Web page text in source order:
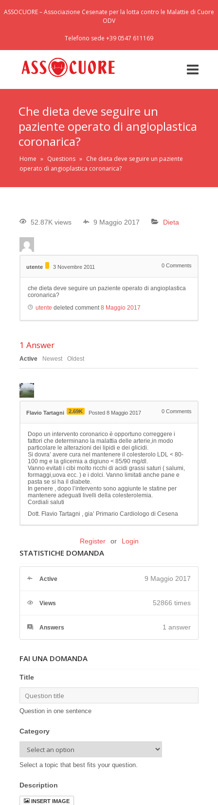
ASSOCUORE – Associazione Cesenate per la lotta contro le Malattie di Cuore
ODV
Telefono sede +39 0547 611169
Che dieta deve seguire un
paziente operato di angioplastica
coronarica?
Home » Questions » Che dieta deve seguire un paziente
operato di angioplastica coronarica?
52.87K views 9 Maggio 2017 Dieta
utente 3 Novembre 2011 0 Comments
che dieta deve seguire un paziente operato di angioplastica
coronarica?
utente deleted comment8 Maggio 2017
1 Answer
Active Newest Oldest
Flavio Tartagni 2.69K Posted 8 Maggio 2017 0 Comments
Dopo un intervento coronarico è opportuno correggere i
fattori che determinano la malattia delle arterie,in modo
particolare le alterazioni dei lipidi e dei glicidi.
Si dovra’ avere cura nel mantenere il colesterolo LDL < 80-
100 mg e la glicemia a digiuno < 85/90 mg/dl.
Vanno evitati i cibi molto ricchi di acidi grassi saturi ( salumi,
formaggi,uova ecc. ) e i dolci. Vanno limitati anche pane e
pasta se si ha il diabete.
In genere , dopo l’intervento sono aggiunte le statine per
mantenere adeguati livelli della colesterolemia.
Cordiali saluti
Dott. Flavio Tartagni , gia’ Primario Cardiologo di Cesena
Register or Login
STATISTICHE DOMANDA
Active 9 Maggio 2017
Views 52866 times
Answers 1 answer
FAI UNA DOMANDA
Title
Question in one sentence
Category
Select a topic that best fits your question.
Description
INSERT IMAGE